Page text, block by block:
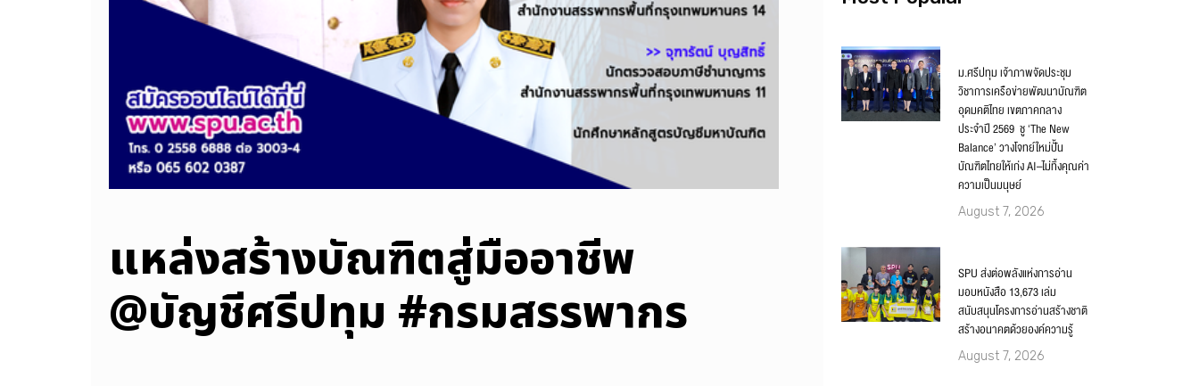
​แหล่งสร้างบัณฑิตสู่มืออาชีพ
@บัญชีศรีปทุม #กรมสรรพากร
ม.ศรีปทุม เจ้าภาพจัดประชุม
วิชาการเครือข่ายพัฒนาบัณฑิต
อุดมคติไทย เขตภาคกลาง
ประจำปี 2569 ชู ‘The New
Balance’ วางโจทย์ใหม่ปั้น
บัณฑิตไทยให้เก่ง AI–ไม่ทิ้งคุณค่า
ความเป็นมนุษย์
August 7, 2026
SPU ส่งต่อพลังแห่งการอ่าน
มอบหนังสือ 13,673 เล่ม
สนับสนุนโครงการอ่านสร้างชาติ
สร้างอนาคตด้วยองค์ความรู้
August 7, 2026